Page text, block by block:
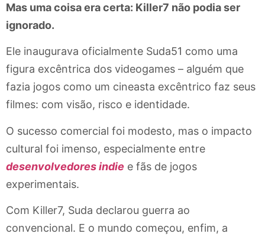
Mas uma coisa era certa: Killer7 não podia ser
ignorado.
Ele inaugurava oficialmente Suda51 como uma
figura excêntrica dos videogames – alguém que
fazia jogos como um cineasta excêntrico faz seus
filmes: com visão, risco e identidade.
O sucesso comercial foi modesto, mas o impacto
cultural foi imenso, especialmente entre
desenvolvedores indie e fãs de jogos
experimentais.
Com Killer7, Suda declarou guerra ao
convencional. E o mundo começou, enfim, a